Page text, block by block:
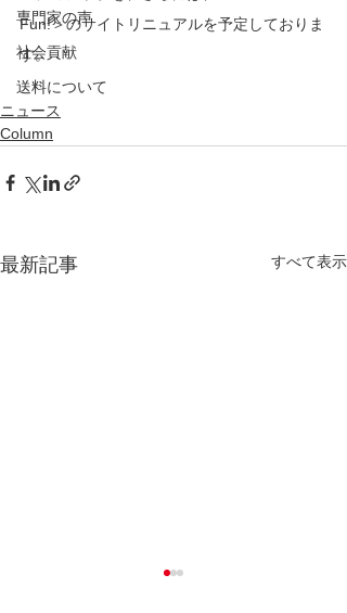
専門家の声
社会貢献
送料について
Fun!＞のサイトリニュアルを予定しておりま
す。
ニュース
Column
最新記事 すべて表示